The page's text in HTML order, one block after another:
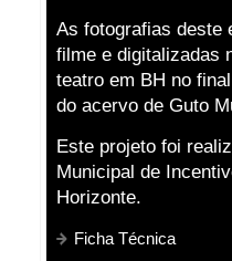
As fotografias deste
filme e digitalizadas
teatro em BH no
do acervo de Guto
Este projeto foi
Municipal de
Horizonte.
Ficha Técnica